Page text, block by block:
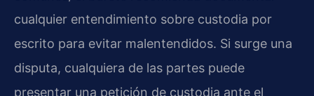
cualquier entendimiento sobre custodia por
escrito para evitar malentendidos. Si surge una
disputa, cualquiera de las partes puede
presentar una petición de custodia ante el